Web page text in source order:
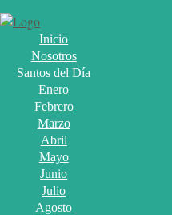
Inicio
Nosotros
Santos del Día
Enero
Febrero
Marzo
Abril
Mayo
Junio
Julio
Agosto